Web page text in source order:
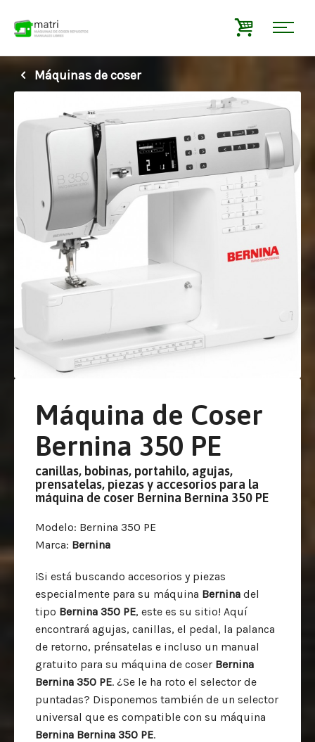
Máquinas de coser
Máquina de Coser
Bernina 350 PE
canillas, bobinas, portahilo, agujas,
prensatelas, piezas y accesorios para la
máquina de coser Bernina Bernina 350 PE
Modelo: Bernina 350 PE
Marca: Bernina
¡Si está buscando accesorios y piezas
especialmente para su máquina Bernina del
tipo Bernina 350 PE, este es su sitio! Aquí
encontrará agujas, canillas, el pedal, la palanca
de retorno, prénsatelas e incluso un manual
gratuito para su máquina de coser Bernina
Bernina 350 PE. ¿Se le ha roto el selector de
puntadas? Disponemos también de un selector
universal que es compatible con su máquina
Bernina Bernina 350 PE.